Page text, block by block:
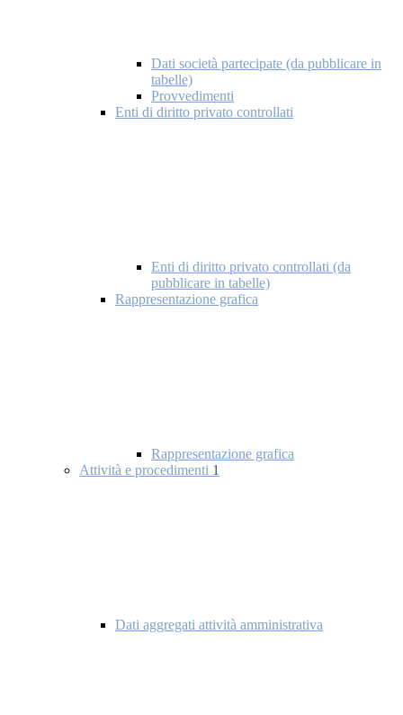
Dati società partecipate (da pubblicare in
tabelle)
Provvedimenti
Enti di diritto privato controllati
Enti di diritto privato controllati (da
pubblicare in tabelle)
Rappresentazione grafica
Rappresentazione grafica
Attività e procedimenti 1
Dati aggregati attività amministrativa